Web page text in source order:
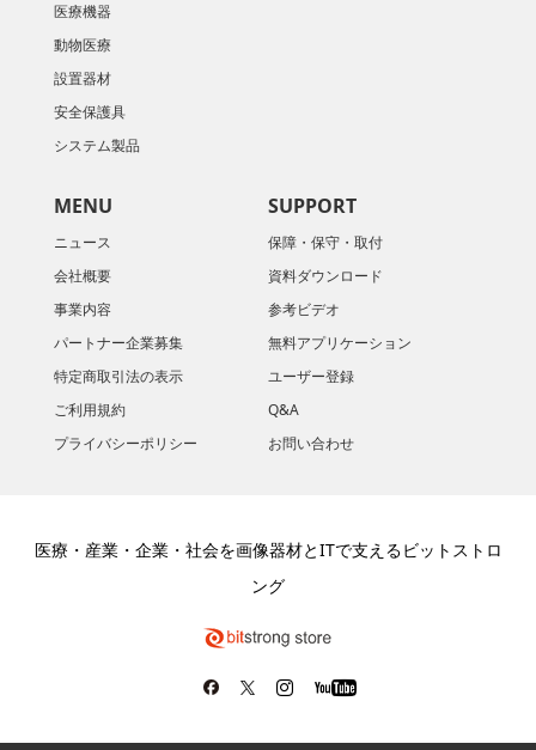
医療機器
動物医療
設置器材
安全保護具
システム製品
MENU
ニュース
会社概要
​事業内容
パートナー企業募集
特定商取引法の表示
ご利用規約
プライバシーポリシー
SUPPORT
保障・保守・取付
資料ダウンロード
参考ビデオ
無料アプリケーション
ユーザー登録
Q&A
お問い合わせ
医療・産業・企業・社会を画像器材とITで支えるビットストロ
ング